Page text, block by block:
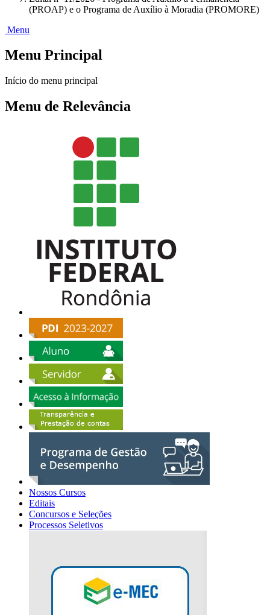
(PROAP) e o Programa de Auxílio à Moradia (PROMORE)
Menu
Menu Principal
Início do menu principal
Menu de Relevância
Nossos Cursos
Editais
Concursos e Seleções
Processos Seletivos